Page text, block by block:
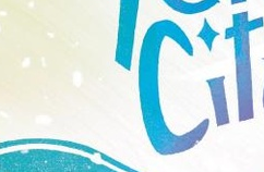
de Bourdon